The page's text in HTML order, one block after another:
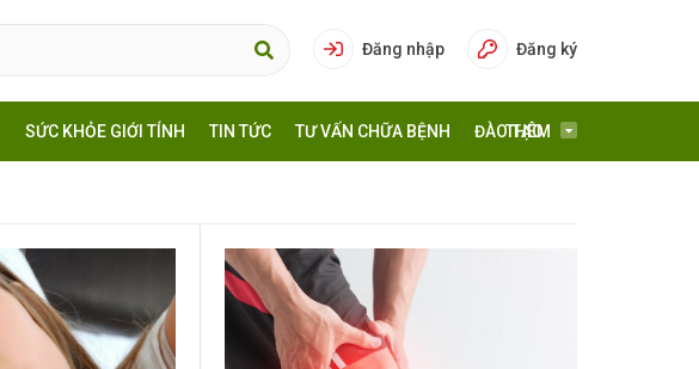
Đăng nhập Đăng ký
SỨC KHỎE GIỚI TÍNH TIN TỨC TƯ VẤN CHỮA BỆNH ĐÀO TẠO
THÊM